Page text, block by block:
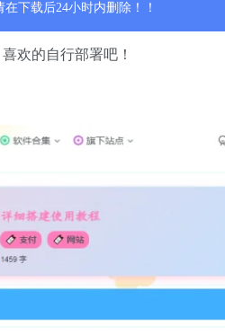
下载后24小时内删除！！
欢的自行部署吧！